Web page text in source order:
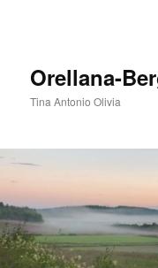
Orellana-
Tina Antonio Olivia